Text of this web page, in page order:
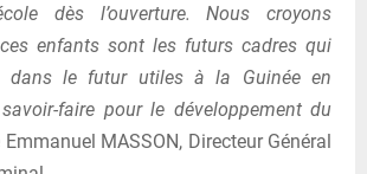
dès l’ouverture. Nous croyons
enfants sont les futurs cadres qui
dans le futur utiles à la Guinée en
faire pour le développement du
MASSON, Directeur Général